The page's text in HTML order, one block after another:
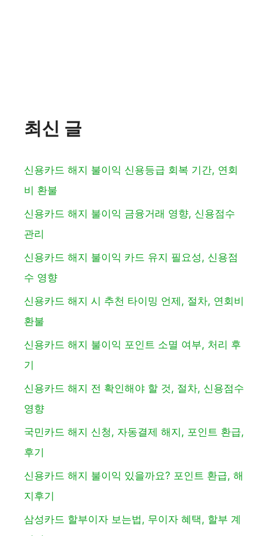
최신 글
신용카드 해지 불이익 신용등급 회복 기간, 연회
비 환불
신용카드 해지 불이익 금융거래 영향, 신용점수
관리
신용카드 해지 불이익 카드 유지 필요성, 신용점
수 영향
신용카드 해지 시 추천 타이밍 언제, 절차, 연회비
환불
신용카드 해지 불이익 포인트 소멸 여부, 처리 후
기
신용카드 해지 전 확인해야 할 것, 절차, 신용점수
영향
국민카드 해지 신청, 자동결제 해지, 포인트 환급,
후기
신용카드 해지 불이익 있을까요? 포인트 환급, 해
지후기
삼성카드 할부이자 보는법, 무이자 혜택, 할부 계